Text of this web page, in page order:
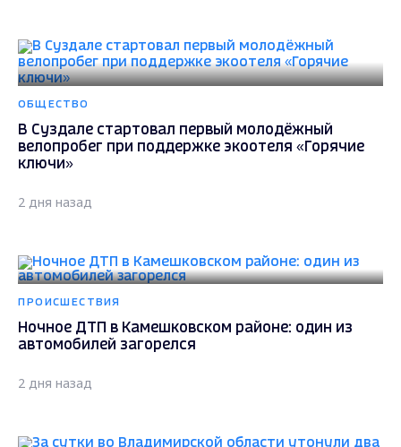
ОБЩЕСТВО
В Суздале стартовал первый молодёжный
велопробег при поддержке экоотеля «Горячие
ключи»
2 дня назад
ПРОИСШЕСТВИЯ
Ночное ДТП в Камешковском районе: один из
автомобилей загорелся
2 дня назад